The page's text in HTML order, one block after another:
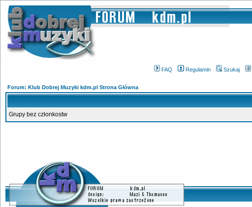
FAQ Regulamin Szukaj
Forum: Klub Dobrej Muzyki kdm.pl Strona Główna
Grupy bez członkostw